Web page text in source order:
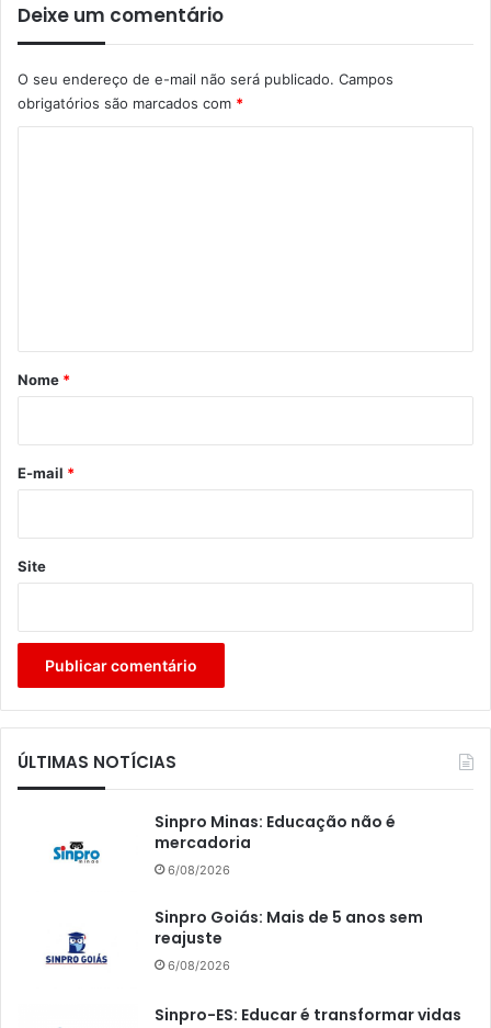
Deixe um comentário
O seu endereço de e-mail não será publicado. Campos
obrigatórios são marcados com *
r
*
Nome *
E-mail *
Site
ÚLTIMAS NOTÍCIAS
Sinpro Minas: Educação não é
mercadoria
6/08/2026
Sinpro Goiás: Mais de 5 anos sem
reajuste
6/08/2026
Sinpro-ES: Educar é transformar vidas